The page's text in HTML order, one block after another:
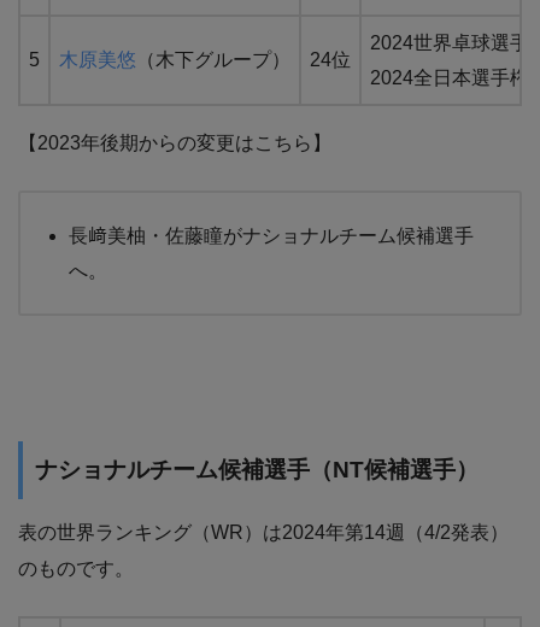
5 木原美悠 （木下グループ） 24位
2024世界卓球選手
2024全日本選手権
【2023年後期からの変更はこちら】
長﨑美柚・佐藤瞳がナショナルチーム候補選手
へ。
ナショナルチーム候補選手（NT候補選手）
表の世界ランキング（WR）は2024年第14週（4/2発表）
のものです。